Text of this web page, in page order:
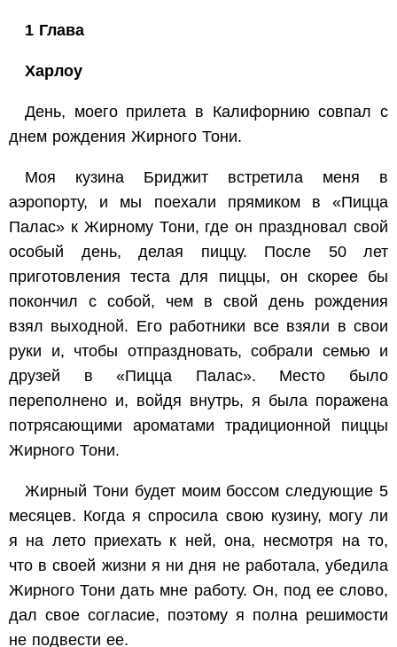
1 Глава
Харлоу
День, моего прилета в Калифорнию совпал с
днем рождения Жирного Тони.
Моя кузина Бриджит встретила меня в
аэропорту, и мы поехали прямиком в «Пицца
Палас» к Жирному Тони, где он праздновал свой
особый день, делая пиццу. После 50 лет
приготовления теста для пиццы, он скорее бы
покончил с собой, чем в свой день рождения
взял выходной. Его работники все взяли в свои
руки и, чтобы отпраздновать, собрали семью и
друзей в «Пицца Палас». Место было
переполнено и, войдя внутрь, я была поражена
потрясающими ароматами традиционной пиццы
Жирного Тони.
Жирный Тони будет моим боссом следующие 5
месяцев. Когда я спросила свою кузину, могу ли
я на лето приехать к ней, она, несмотря на то,
что в своей жизни я ни дня не работала, убедила
Жирного Тони дать мне работу. Он, под ее слово,
дал свое согласие, поэтому я полна решимости
не подвести ее.